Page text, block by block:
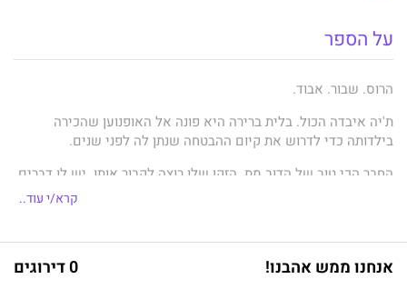
על הספר
הרוס. שבור. אבוד.
ת'יה איבדה הכול. בלית ברירה היא פונה אל האופנוען שהכירה
בילדותה כדי לדרוש את קיום ההבטחה שנתן לה לפני שנים.
החבר הכי טוב של הדוב מת. הזקן שלו רוצה לקבור אותו. יש לו דברים
יותר חשובים להתעסק בהם מאשר הבחורה עם השיער הוורוד מתחנת
עד שגופה החבול נזרק על סף דלתו.
כדי לקיים את הבטחתו לת'יה, הדוב חייב לסכן הכול, כולל את חייו...
קרא/י עוד..
אנחנו ממש אהבנו! 0 דירוגים